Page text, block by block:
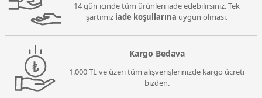
14 gün içinde tüm ürünleri iade edebilirsiniz. Tek
şartımız iade koşullarına uygun olması.
Kargo Bedava
1.000 TL ve üzeri tüm alışverişlerinizde kargo ücreti
bizden.